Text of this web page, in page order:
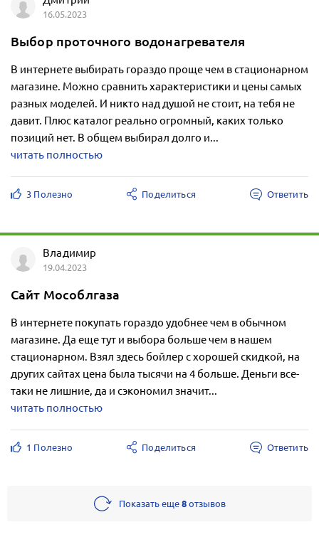
16.05.2023
Выбор проточного водонагревателя
В интернете выбирать гораздо проще чем в стационарном
магазине. Можно сравнить характеристики и цены самых
разных моделей. И никто над душой не стоит, на тебя не
давит. Плюс каталог реально огромный, каких только
позиций нет. В общем выбирал долго и...
читать полностью
3 Полезно Поделиться Ответить
Владимир
19.04.2023
Сайт Мособлгаза
В интернете покупать гораздо удобнее чем в обычном
магазине. Да еще тут и выбора больше чем в нашем
стационарном. Взял здесь бойлер с хорошей скидкой, на
других сайтах цена была тысячи на 4 больше. Деньги все-
таки не лишние, да и сэкономил значит...
читать полностью
1 Полезно Поделиться Ответить
Показать еще8отзывов